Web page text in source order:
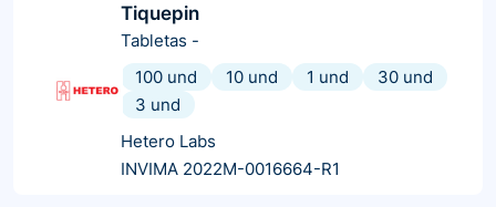
Tiquepin
Tabletas -
100 und
10 und 1 und
30 und
3 und
Hetero Labs
INVIMA 2022M-0016664-R1